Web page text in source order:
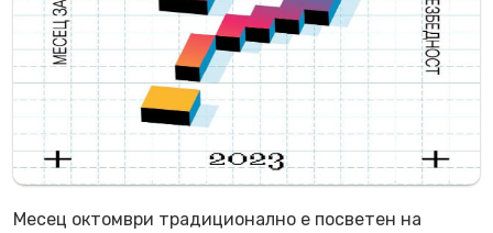
Месец октомври традиционално е посветен на